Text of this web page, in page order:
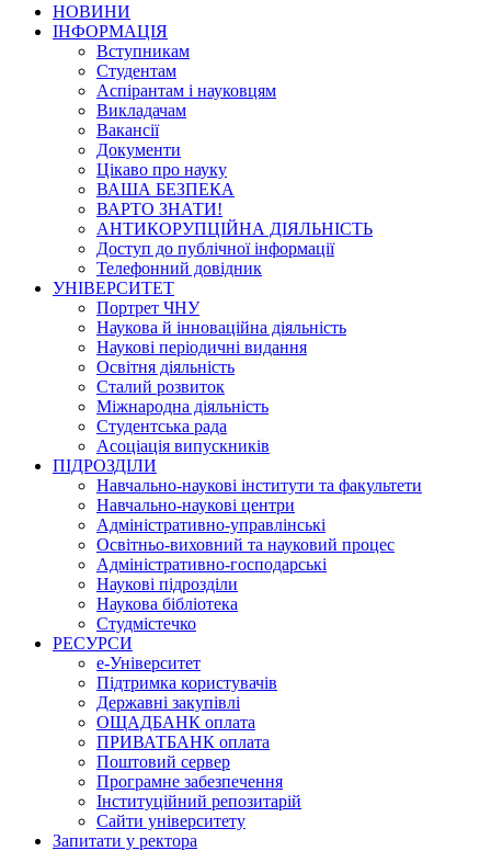
НОВИНИ
ІНФОРМАЦІЯ
Вступникам
Студентам
Аспірантам і науковцям
Викладачам
Вакансії
Документи
Цікаво про науку
ВАША БЕЗПЕКА
ВАРТО ЗНАТИ!
АНТИКОРУПЦІЙНА ДІЯЛЬНІСТЬ
Доступ до публічної інформації
Телефонний довідник
УНІВЕРСИТЕТ
Портрет ЧНУ
Наукова й інноваційна діяльність
Наукові періодичні видання
Освітня діяльність
Сталий розвиток
Міжнародна діяльність
Студентська рада
Асоціація випускників
ПІДРОЗДІЛИ
Навчально-наукові інститути та факультети
Навчально-наукові центри
Адміністративно-управлінські
Освітньо-виховний та науковий процес
Адміністративно-господарські
Наукові підрозділи
Наукова бібліотека
Студмістечко
РЕСУРСИ
е-Університет
Підтримка користувачів
Державні закупівлі
ОЩАДБАНК оплата
ПРИВАТБАНК оплата
Поштовий сервер
Програмне забезпечення
Інституційний репозитарій
Сайти університету
Запитати у ректора